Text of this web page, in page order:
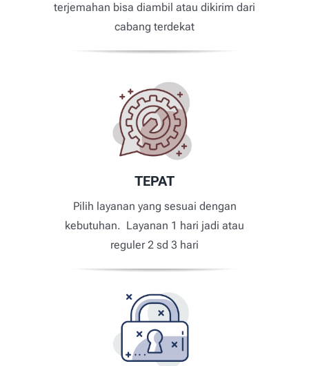
terjemahan bisa diambil atau dikirim dari
cabang terdekat
TEPAT
Pilih layanan yang sesuai dengan
kebutuhan. Layanan 1 hari jadi atau
reguler 2 sd 3 hari